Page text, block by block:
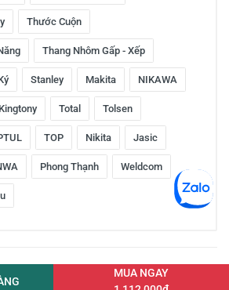
Thước Cuộn
Thang Nhôm Gấp - Xếp
Stanley Makita NIKAWA
Kingtony Total Tolsen
TOP Nikita Jasic
Phong Thạnh Weldcom
ketnoitieudung.vn. All rights reserved
MUA NGAY